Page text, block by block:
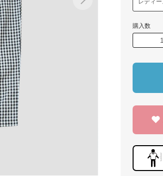
購入数